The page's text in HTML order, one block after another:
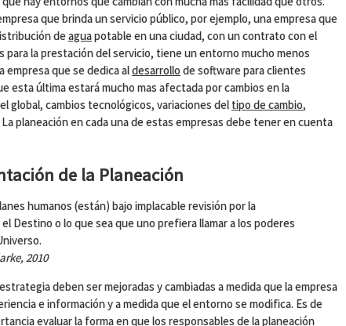
que brinda un servicio público, por ejemplo, una empresa que
deaguapotable en una ciudad, con un contrato con el
para la prestación del servicio, tiene un entorno mucho menos
empresa que se dedica aldesarrollo de software para clientes
esta última estará mucho mas afectada por cambios en la
global, cambios tecnológicos, variaciones del tipo de cambio,
planeación en cada una de estas empresas debe tener en cuenta
de la Planeación
humanos (están) bajo implacable revisión por la
Destino o lo que sea que uno prefiera llamar a los poderes
2010
deben ser mejoradas y cambiadas a medida que la empresa
e información y a medida que el entorno se modifica. Es de
evaluar la forma en que los responsables de la planeación